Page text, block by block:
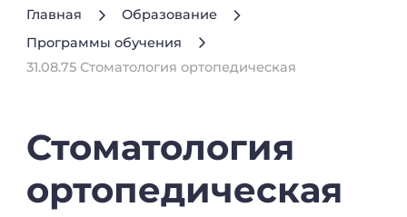
Главная
Образование
Программы обучения
31.08.75 Стоматология ортопедическая
Стоматология
ортопедическая